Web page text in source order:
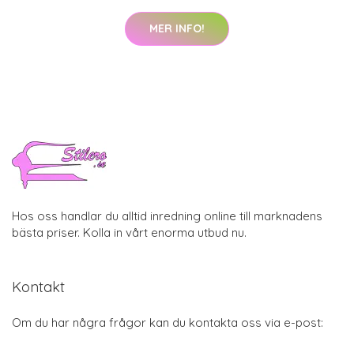
MER INFO!
Hos oss handlar du alltid inredning online till marknadens
bästa priser. Kolla in vårt enorma utbud nu.
Kontakt
Om du har några frågor kan du kontakta oss via e-post: